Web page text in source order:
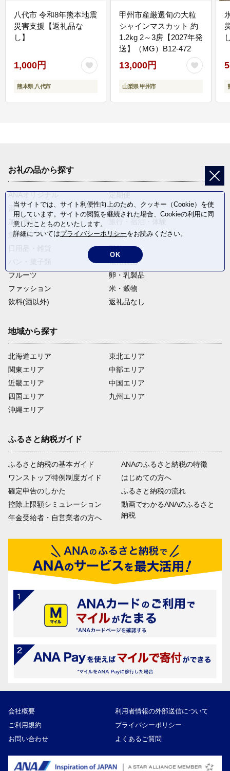
八代市 令和8年熊本地震
災害支援【返礼品な
し】
1,000円
熊本県 八代市
甲州市産厳選旬の大粒
シャインマスカット 約
1.2kg 2～3房【2027年発
送】（MG）B12-472
13,000円
山梨県 甲州市
お礼の品から探す
酒
肉類
加工食品
魚介類
麺類
野菜
電化製品
フルーツ
卵・乳製品
ファッション
米・穀物
飲料(酒以外)
返礼品なし
地域から探す
北海道エリア
関東エリア
近畿エリア
四国エリア
沖縄エリア
東北エリア
中部エリア
中国エリア
九州エリア
ふるさと納税ガイド
ふるさと納税の基本ガイド
ワンストップ特例制度ガイド
確定申告のしかた
控除上限額シミュレーション
年金受給者・自営業者の方へ
ANAのふるさと納税の特徴
はじめての方へ
ふるさと納税の流れ
動画でわかるANAのふるさと
納税
会社概要
利用者情報の外部送信について
ご利用規約
プライバシーポリシー
お問い合わせ
よくあるご質問
当サイトでは、サイト利便性向上のため、クッキー（Cookie）を使
用しています。サイトの閲覧を継続された場合、Cookieの利用に同
意したことものといたします。
詳細についてはプライバシーポリシーをお読みください。
OK